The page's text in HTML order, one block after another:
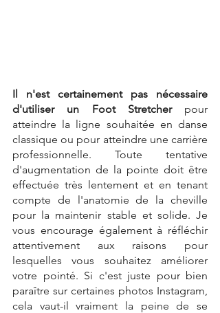
Il n'est certainement pas nécessaire
d'utiliser un Foot Stretcher pour
atteindre la ligne souhaitée en danse
classique ou pour atteindre une carrière
professionnelle. Toute tentative
d'augmentation de la pointe doit être
effectuée très lentement et en tenant
compte de l'anatomie de la cheville
pour la maintenir stable et solide. Je
vous encourage également à réfléchir
attentivement aux raisons pour
lesquelles vous souhaitez améliorer
votre pointé. Si c'est juste pour bien
paraître sur certaines photos Instagram,
cela vaut-il vraiment la peine de se